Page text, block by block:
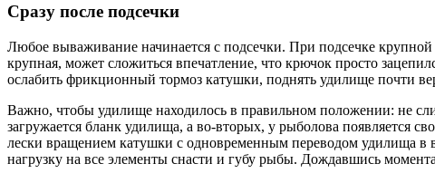
Сразу после подсечки
Любое вываживание начинается с подсечки. При подсечке
крупная, может сложиться впечатление, что крючок просто
ослабить фрикционный тормоз катушки, поднять удилище почти
Важно, чтобы удилище находилось в правильном положении: не
загружается бланк удилища, а во-вторых, у рыболова появляется
лески вращением катушки с одновременным переводом удилища
нагрузку на все элементы снасти и губу рыбы. Дождавшись